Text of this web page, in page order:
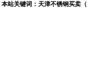
本站关键词： 天津不锈钢买卖